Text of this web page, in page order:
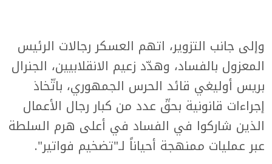
وإلى جانب التزوير، اتهم العسكر رجالات الرئيس
المعزول بالفساد، وهدّد زعيم الانقلابيين، الجنرال
بريس أوليغي قائد الحرس الجمهوري، باتّخاذ
إجراءات قانونية بحقّ عدد من كبار رجال الأعمال
الذين شاركوا في الفساد في أعلى هرم السلطة
عبر عمليات ممنهجة أحياناً لـ"تضخيم فواتير".